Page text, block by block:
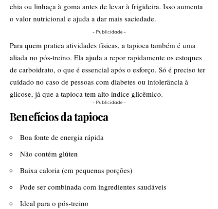
chia ou linhaça à goma antes de levar à frigideira. Isso aumenta
o valor nutricional e ajuda a dar mais saciedade.
- Publicidade -
Para quem pratica atividades físicas, a tapioca também é uma
aliada no pós-treino. Ela ajuda a repor rapidamente os estoques
de carboidrato, o que é essencial após o esforço. Só é preciso ter
cuidado no caso de pessoas com diabetes ou intolerância à
glicose, já que a tapioca tem alto índice glicêmico.
- Publicidade -
Benefícios da tapioca
Boa fonte de energia rápida
Não contém glúten
Baixa caloria (em pequenas porções)
Pode ser combinada com ingredientes saudáveis
Ideal para o pós-treino